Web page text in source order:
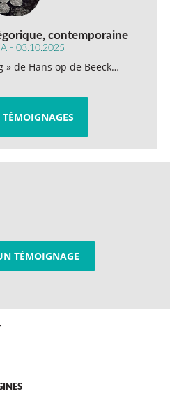
contemporaine
- 03.10.2025
» de Hans op de Beeck…
TÉMOIGNAGE